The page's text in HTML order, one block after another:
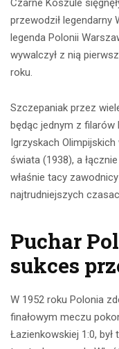
Czarne Koszule
przewodził legendarny
legenda Polonii
wywalczył z nią
roku.
Szczepaniak przez
będąc jednym z filarów
Igrzyskach
świata (1938), a
właśnie tacy
najtrudniejszych
Puchar
sukces
W 1952 roku Polonia
finałowym meczu
Łazienkowskiej 1:0,